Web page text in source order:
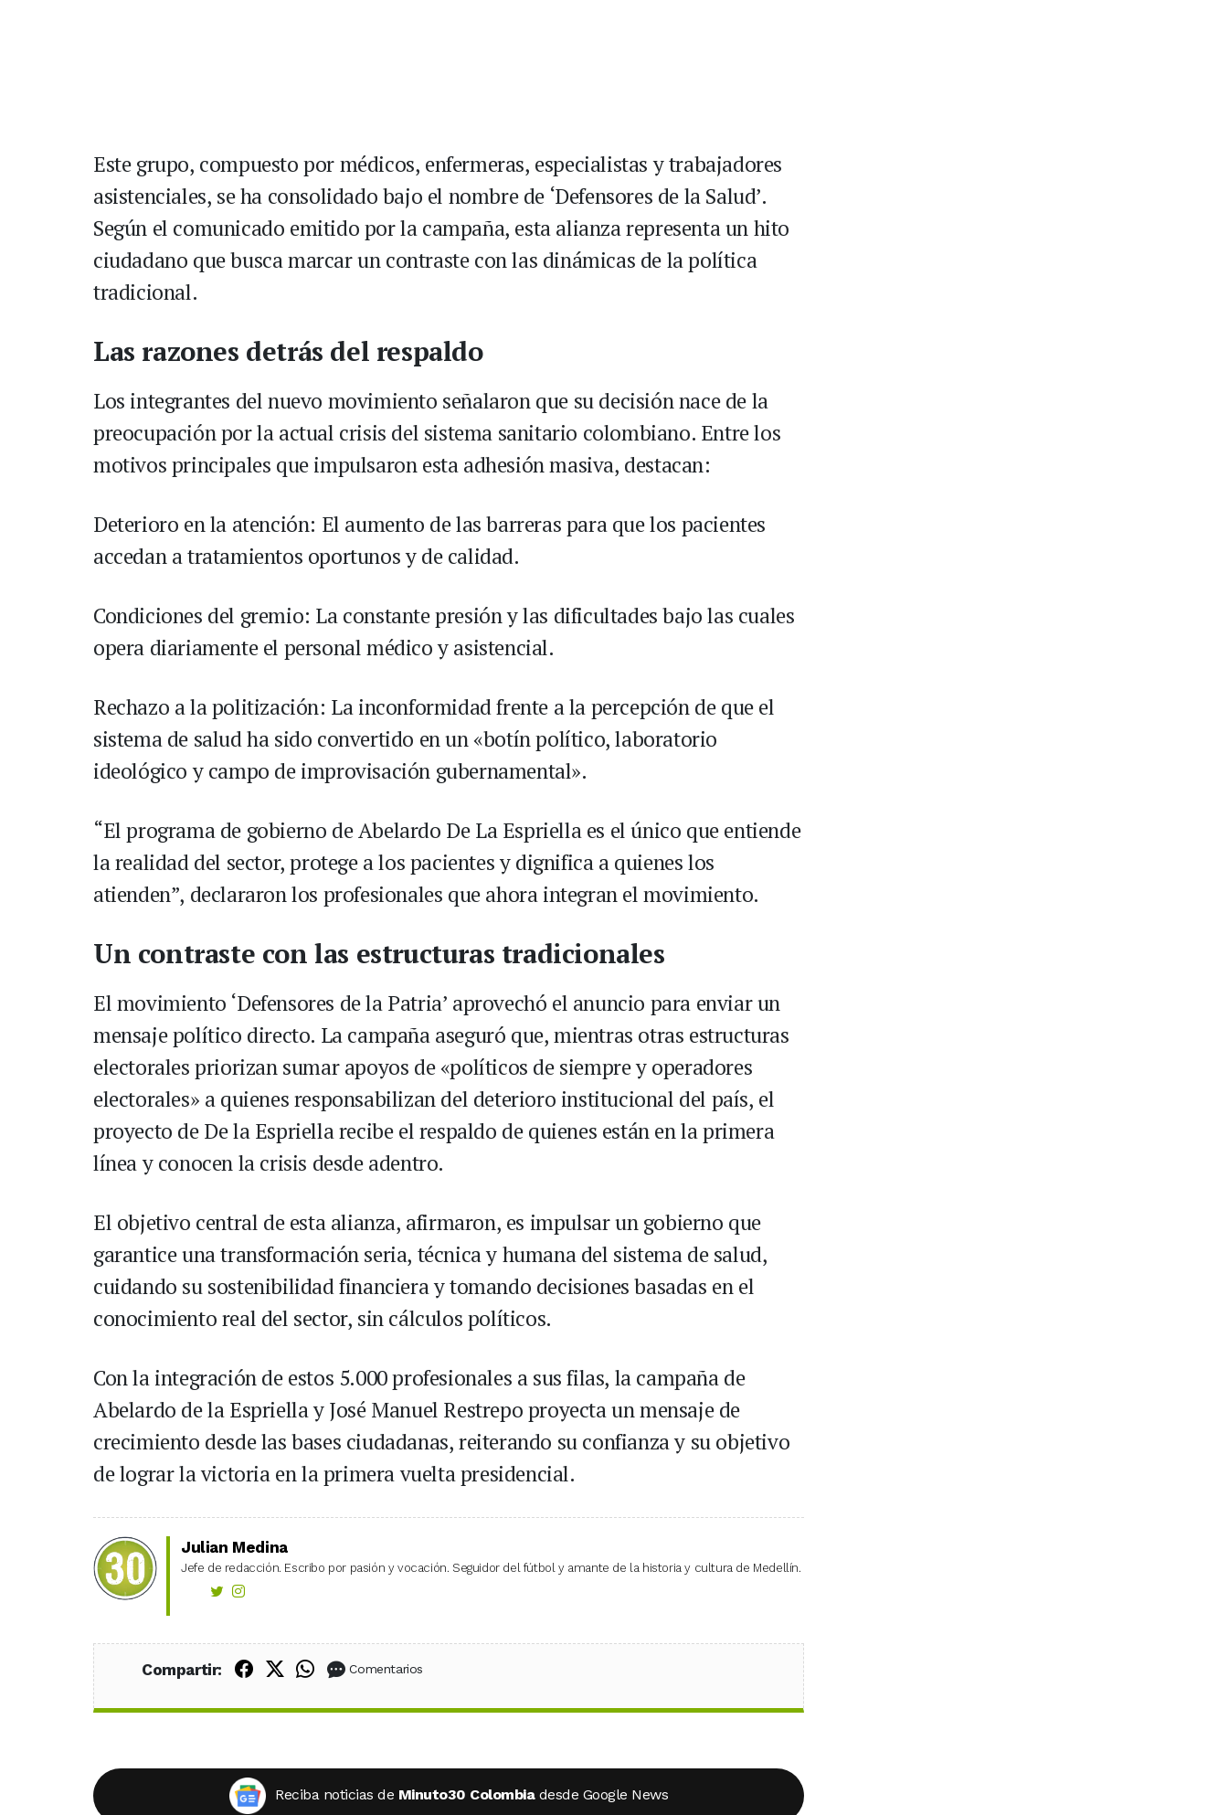
Este grupo, compuesto por médicos, enfermeras, especialistas y trabajadores
asistenciales, se ha consolidado bajo el nombre de ‘Defensores de la Salud’.
Según el comunicado emitido por la campaña, esta alianza representa un hito
ciudadano que busca marcar un contraste con las dinámicas de la política
tradicional.
Las razones detrás del respaldo
Los integrantes del nuevo movimiento señalaron que su decisión nace de la
preocupación por la actual crisis del sistema sanitario colombiano. Entre los
motivos principales que impulsaron esta adhesión masiva, destacan:
Deterioro en la atención: El aumento de las barreras para que los pacientes
accedan a tratamientos oportunos y de calidad.
Condiciones del gremio: La constante presión y las dificultades bajo las cuales
opera diariamente el personal médico y asistencial.
Rechazo a la politización: La inconformidad frente a la percepción de que el
sistema de salud ha sido convertido en un «botín político, laboratorio
ideológico y campo de improvisación gubernamental».
“El programa de gobierno de Abelardo De La Espriella es el único que entiende
la realidad del sector, protege a los pacientes y dignifica a quienes los
atienden”, declararon los profesionales que ahora integran el movimiento.
Un contraste con las estructuras tradicionales
El movimiento ‘Defensores de la Patria’ aprovechó el anuncio para enviar un
mensaje político directo. La campaña aseguró que, mientras otras estructuras
electorales priorizan sumar apoyos de «políticos de siempre y operadores
electorales» a quienes responsabilizan del deterioro institucional del país, el
proyecto de De la Espriella recibe el respaldo de quienes están en la primera
línea y conocen la crisis desde adentro.
El objetivo central de esta alianza, afirmaron, es impulsar un gobierno que
garantice una transformación seria, técnica y humana del sistema de salud,
cuidando su sostenibilidad financiera y tomando decisiones basadas en el
conocimiento real del sector, sin cálculos políticos.
Con la integración de estos 5.000 profesionales a sus filas, la campaña de
Abelardo de la Espriella y José Manuel Restrepo proyecta un mensaje de
crecimiento desde las bases ciudadanas, reiterando su confianza y su objetivo
de lograr la victoria en la primera vuelta presidencial.
Julian Medina
Jefe de redacción. Escribo por pasión y vocación. Seguidor del fútbol y amante de la historia y cultura de Medellín.
Compartir: Compartir en Facebook
Compartir en X (Twitter)
Compartir en WhatsApp
Comentarios
Reciba noticias de Minuto30 Colombia desde Google News